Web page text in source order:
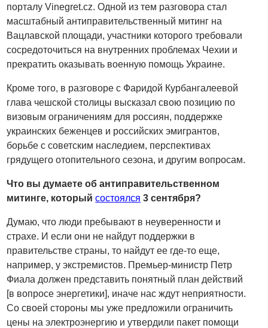
порталу Vinegret.cz. Одной из тем разговора стал
масштабный антиправительственный митинг на
Вацлавской площади, участники которого требовали
сосредоточиться на внутренних проблемах Чехии и
прекратить оказывать военную помощь Украине.
Кроме того, в разговоре с Фаридой Курбангалеевой
глава чешской столицы высказал свою позицию по
визовым ограничениям для россиян, поддержке
украинских беженцев и российских эмигрантов,
борьбе с советским наследием, перспективах
грядущего отопительного сезона, и другим вопросам.
Что вы думаете об антиправительственном
митинге, которыйсостоялся 3 сентября?
Думаю, что люди пребывают в неуверенности и
страхе. И если они не найдут поддержки в
правительстве страны, то найдут ее где-то еще,
например, у экстремистов. Премьер-министр Петр
Фиала должен представить понятный план действий
[в вопросе энергетики], иначе нас ждут неприятности.
Со своей стороны мы уже предложили ограничить
цены на электроэнергию и утвердили пакет помощи